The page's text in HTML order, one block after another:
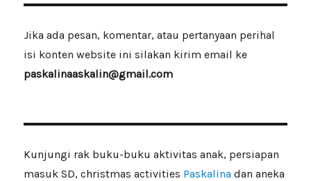
Jika ada pesan, komentar, atau pertanyaan perihal
isi konten website ini silakan kirim email ke
paskalinaaskalin@gmail.com
Kunjungi rak buku-buku aktivitas anak, persiapan
masuk SD, christmas activities Paskalinadan aneka